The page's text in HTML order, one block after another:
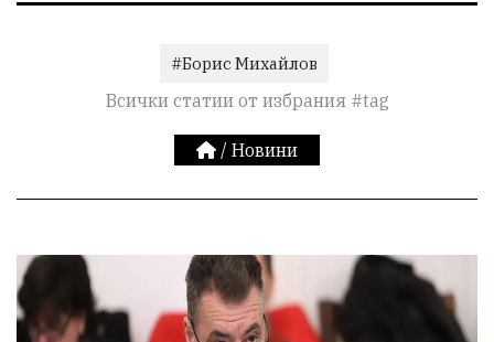
#Борис Михайлов
Всички статии от избрания #tag
/ Новини